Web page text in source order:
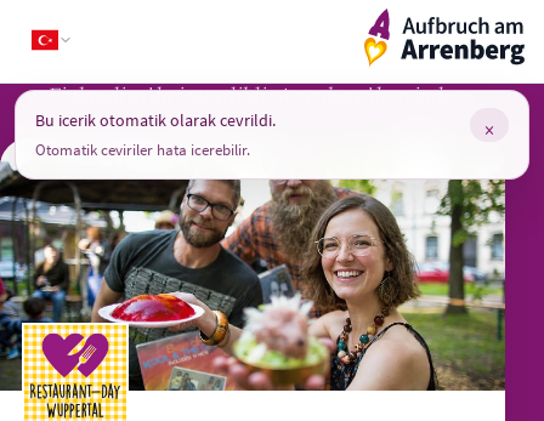
content
ArrenbergApp
Finlandiya’da icat edildi, Arrenberg’de evinde.
Bu icerik otomatik olarak cevrildi.
Otomatik ceviriler hata icerebilir.
×